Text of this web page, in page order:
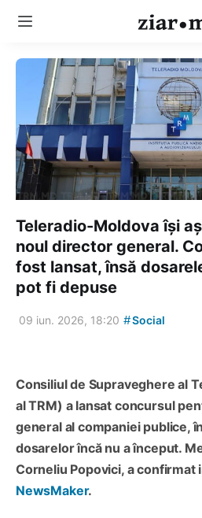
Teleradio-Moldova își
noul director general.
fost lansat, însă
pot fi depuse
09 iun. 2026, 18:20 #Social
Consiliul de Supraveghere al
al TRM) a lansat concursul
general al companiei publice,
dosarelor încă nu a început.
Corneliu Popovici, a
NewsMaker.